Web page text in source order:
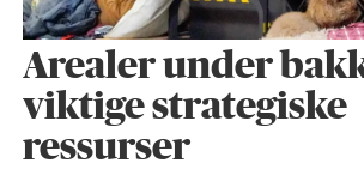
Arealer under
viktige strategiske
ressurser